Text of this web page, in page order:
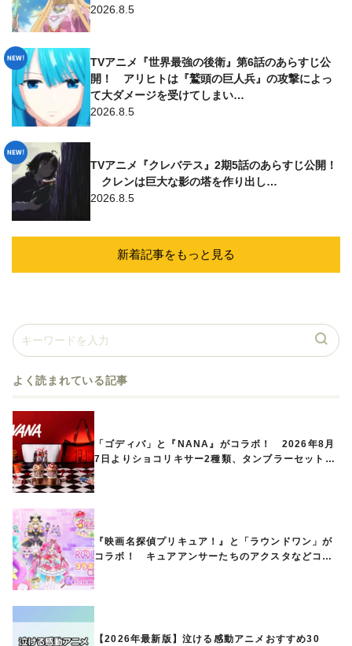
2026.8.5
TVアニメ『世界最強の後衛』第6話のあらすじ公
開！ アリヒトは『鷲頭の巨人兵』の攻撃によっ
て大ダメージを受けてしまい…
2026.8.5
TVアニメ『クレバテス』2期5話のあらすじ公開！
クレンは巨大な影の塔を作り出し…
2026.8.5
新着記事をもっと見る
よく読まれている記事
「ゴディバ」と『NANA』がコラボ！ 2026年8月
7日よりショコリキサー2種類、タンブラーセットな
『映画名探偵プリキュア！』と「ラウンドワン」が
コラボ！ キュアアンサーたちのアクスタなどコラ
【2026年最新版】泣ける感動アニメおすすめ30